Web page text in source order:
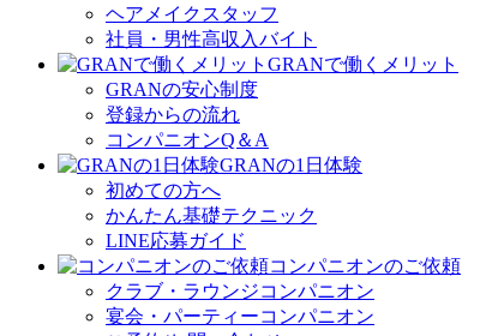
ヘアメイクスタッフ
社員・男性高収入バイト
GRANで働くメリット
GRANの安心制度
登録からの流れ
コンパニオンQ＆A
GRANの1日体験
初めての方へ
かんたん基礎テクニック
LINE応募ガイド
コンパニオンのご依頼
クラブ・ラウンジコンパニオン
宴会・パーティーコンパニオン